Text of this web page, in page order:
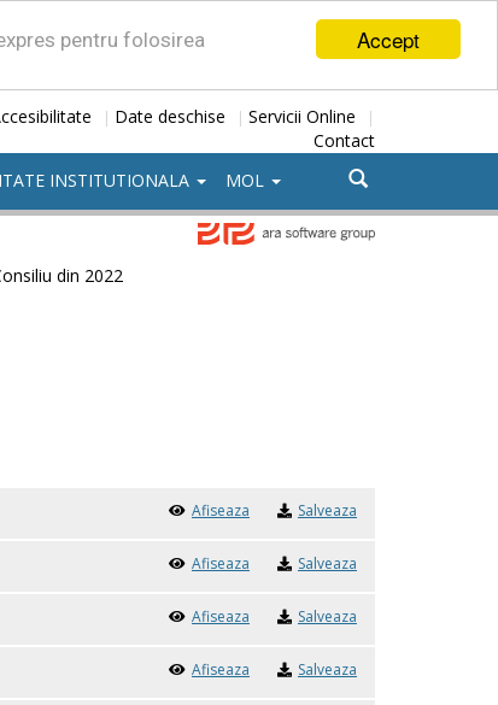
Accept
pentru folosirea
| Date deschise | Servicii Online |
Contact
INSTITUTIONALA MOL
din 2022
Afiseaza Salveaza
Afiseaza Salveaza
Afiseaza Salveaza
Afiseaza Salveaza